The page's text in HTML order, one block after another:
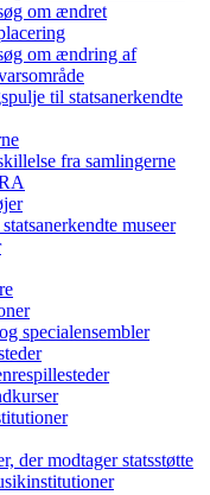
om ændret
om ændring af
til statsanerkendte
fra samlingerne
museer
specialensembler
der modtager statsstøtte